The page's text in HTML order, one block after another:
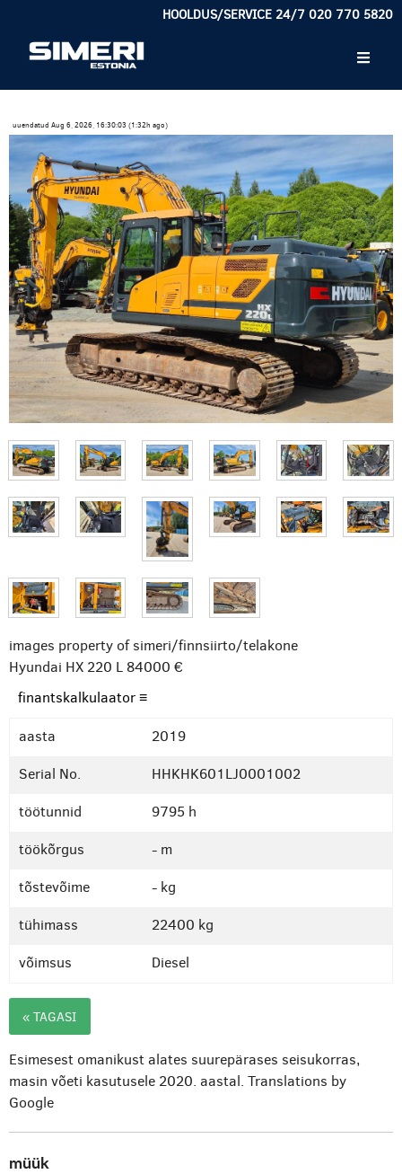
HOOLDUS/SERVICE 24/7 020 770 5820
uuendatud Aug 6, 2026, 16:30:03 (1:32h ago)
images property of simeri/finnsiirto/telakone
Hyundai HX 220 L 84000 €
finantskalkulaator ≡
aasta
2019
Serial No.
HHKHK601LJ0001002
töötunnid
9795 h
töökõrgus
- m
tõstevõime
- kg
tühimass
22400 kg
võimsus
Diesel
« TAGASI
Esimesest omanikust alates suurepärases seisukorras,
masin võeti kasutusele 2020. aastal. Translations by
Google
müük